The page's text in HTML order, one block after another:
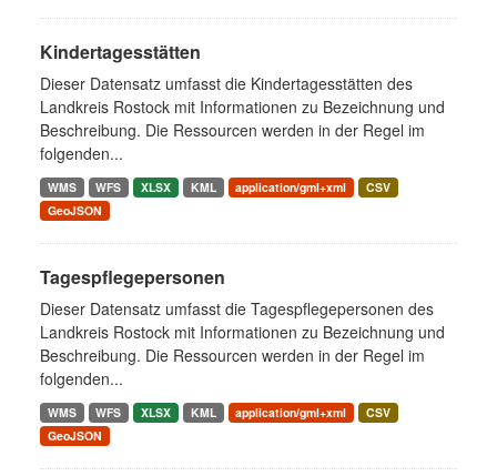
Kindertagesstätten
Dieser Datensatz umfasst die Kindertagesstätten des
Landkreis Rostock mit Informationen zu Bezeichnung und
Beschreibung. Die Ressourcen werden in der Regel im
folgenden...
WMS WFS XLSX KML application/gml+xml
CSV
GeoJSON
Tagespflegepersonen
Dieser Datensatz umfasst die Tagespflegepersonen des
Landkreis Rostock mit Informationen zu Bezeichnung und
Beschreibung. Die Ressourcen werden in der Regel im
folgenden...
WMS WFS XLSX KML application/gml+xml
CSV
GeoJSON